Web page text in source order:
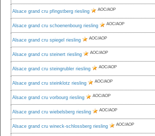
Alsace grand cru pfingstberg riesling AOC/AOP
Alsace grand cru schoenenbourg riesling AOC/AOP
Alsace grand cru spiegel riesling AOC/AOP
Alsace grand cru steinert riesling AOC/AOP
Alsace grand cru steingrubler riesling AOC/AOP
Alsace grand cru steinklotz riesling AOC/AOP
Alsace grand cru vorbourg riesling AOC/AOP
Alsace grand cru wiebelsberg riesling AOC/AOP
Alsace grand cru wineck-schlossberg riesling AOC/AOP